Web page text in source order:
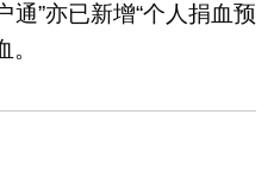
通”亦已新增“个人捐血预